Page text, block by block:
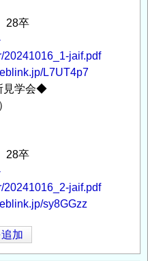
28卒
20241016_1-jaif.pdf
L7UT4p7
見学会◆
28卒
20241016_2-jaif.pdf
sy8GGzz
加